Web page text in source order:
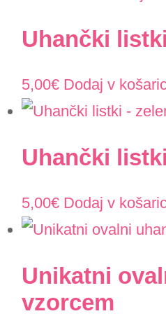
Uhančki
5,00€ Dodaj v
Uhančki
5,00€ Dodaj v
Unikatni
vzorcem